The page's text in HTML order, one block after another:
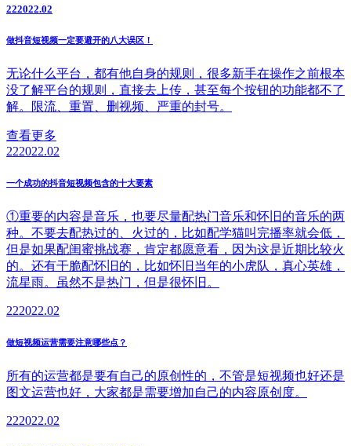
222022.02
做抖音短视频一定要避开的八大误区！
无论什么平台，都有他自身的规则，很多新手在操作之前根本
没了解平台的规则，直接去上传，甚至每个按钮的功能都不了
解。限流、重置、删视频、严重的封号。
查看更多
222022.02
一个成功的抖音短视频包含的十大要素
①重要的内容是音乐，也要尽量配热门音乐和怀旧的音乐的两
种。不要去配热过的、火过的，比如配学猫叫完播率就会低，
但是如果配闺蜜挑战赛，肯定都愿意看，因为这是近期比较火
的。还有干脆配怀旧的，比如怀旧当年的小虎队，真心英雄，
流星雨。虽然不是热门，但是很怀旧。
222022.02
做短视频运营需要注意哪些点？
所有的运营都是要有自己的原创性的，不管是短视频也好还是
图文运营也好，大家都是需要增加自己的内容原创度。
222022.02